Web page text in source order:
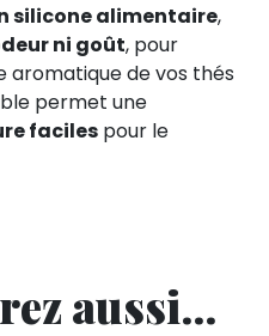
silicone alimentaire,
ni goût, pour
aromatique de vos thés
permet une
faciles pour le
aussi...